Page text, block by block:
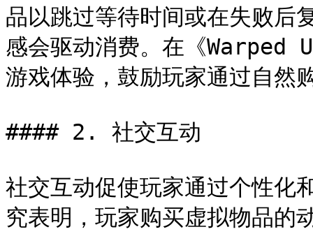
品以跳过等待时间或在失败后
感会驱动消费。在《Warped
游戏体验，鼓励玩家通过自然
#### 2. 社交互动
社交互动促使玩家通过个性化
究表明，玩家购买虚拟物品的